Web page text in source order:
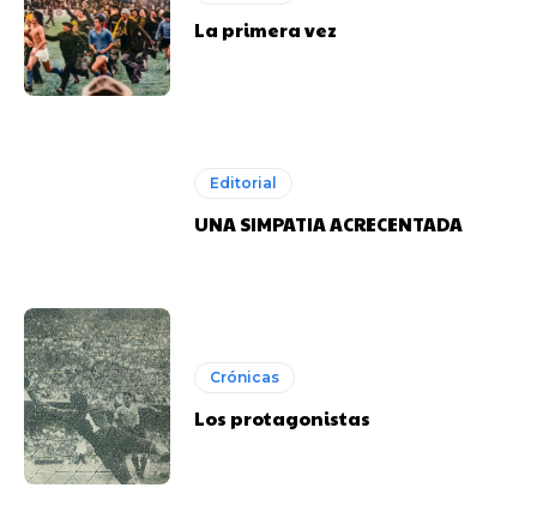
La primera vez
Editorial
UNA SIMPATIA ACRECENTADA
Crónicas
Los protagonistas